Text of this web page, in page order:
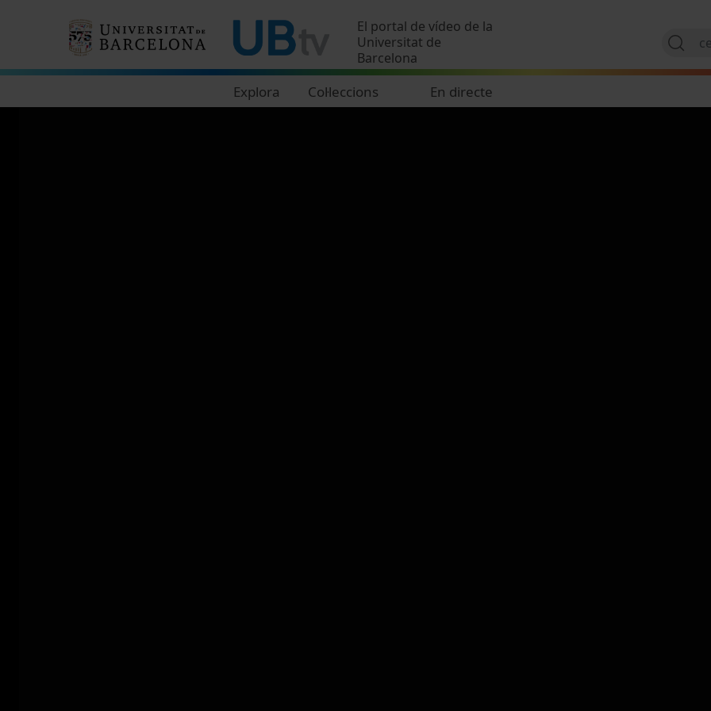
El portal de vídeo de la
Universitat de
Barcelona
Explora Col·leccions En directe